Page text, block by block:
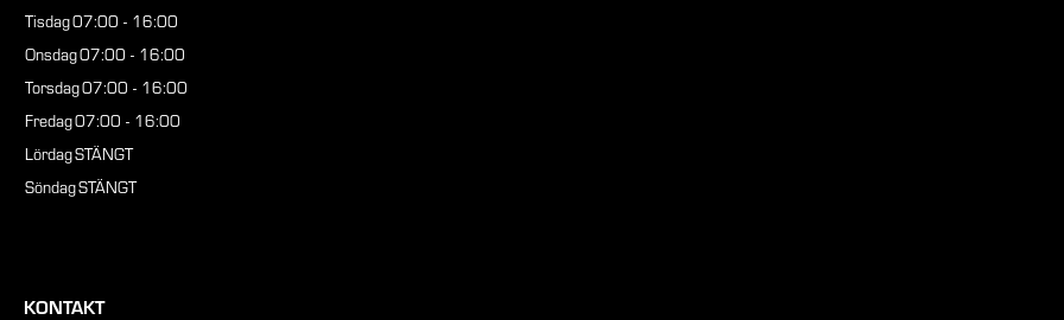
Tisdag07:00 - 16:00
Onsdag07:00 - 16:00
Torsdag07:00 - 16:00
Fredag07:00 - 16:00
LördagSTÄNGT
SöndagSTÄNGT
KONTAKT